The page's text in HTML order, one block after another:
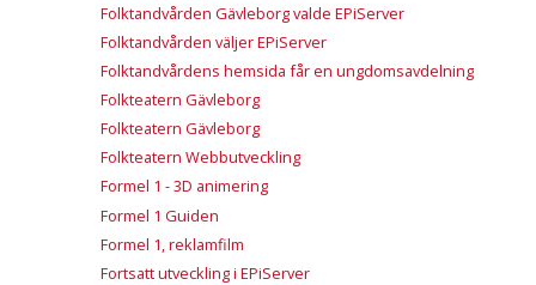
Folktandvården Gävleborg valde EPiServer
Folktandvården väljer EPiServer
Folktandvårdens hemsida får en ungdomsavdelning
Folkteatern Gävleborg
Folkteatern Gävleborg
Folkteatern Webbutveckling
Formel 1 - 3D animering
Formel 1 Guiden
Formel 1, reklamfilm
Fortsatt utveckling i EPiServer